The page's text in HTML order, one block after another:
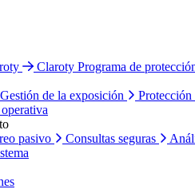
Claroty Programa de
Gestión de la exposición Protección
pasivo Consultas seguras